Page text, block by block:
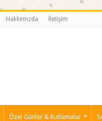
Hakkımızda İletişim
Özel Günler & Kutlamalar